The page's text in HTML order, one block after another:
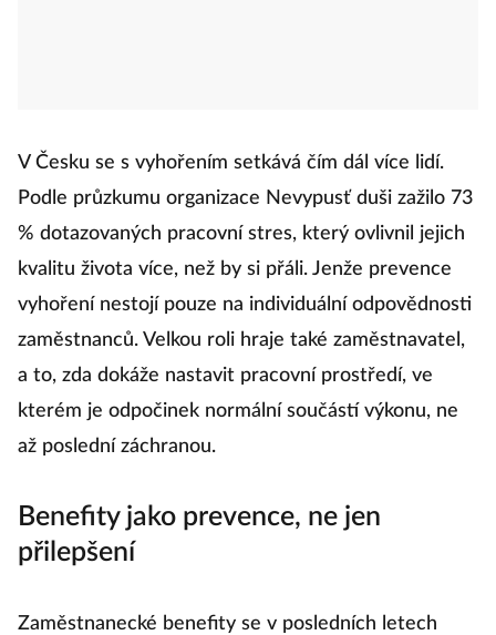
V Česku se s vyhořením setkává čím dál více lidí.
Podle průzkumu organizace Nevypusť duši zažilo 73
% dotazovaných pracovní stres, který ovlivnil jejich
kvalitu života více, než by si přáli. Jenže prevence
vyhoření nestojí pouze na individuální odpovědnosti
zaměstnanců. Velkou roli hraje také zaměstnavatel,
a to, zda dokáže nastavit pracovní prostředí, ve
kterém je odpočinek normální součástí výkonu, ne
až poslední záchranou.
Benefity jako prevence, ne jen
přilepšení
Zaměstnanecké benefity se v posledních letech